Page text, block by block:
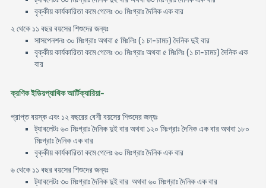
বৃক্কীয় কার্যকারিতা কমে গেলেঃ ৩০ মিঃগ্রাঃ দৈনিক এক বার
২ থেকে ১১ বছর বয়সের শিশুদের জন্যঃ
সাসপেনশনঃ ৩০ মিঃগ্রাঃ অথবা ৫ মিঃলিঃ (১ চা-চামচ) দৈনিক দুই বার
বৃক্কীয় কার্যকারিতা কমে গেলেঃ ৩০ মিঃগ্রাঃ অথবা ৫ মিঃলিঃ (১ চা-চামচ) দৈনিক এক
বার
ক্রণিক ইডিয়প্যাথিক আর্টিক্যারিয়া-
প্রাপ্ত বয়স্ক এবং ১২ বছরের বেশী বয়সের শিশুদের জন্যঃ
ট্যাবলেটঃ ৬০ মিঃগ্রাঃ দৈনিক দুই বার অথবা ১২০ মিঃগ্রাঃ দৈনিক এক বার অথবা ১৮০
মিঃগ্রাঃ দৈনিক এক বার
বৃক্কীয় কার্যকারিতা কমে গেলেঃ ৬০ মিঃগ্রাঃ দৈনিক এক বার
৬ থেকে ১১ বছর বয়সের শিশুদের জন্যঃ
ট্যাবলেটঃ ৩০ মিঃগ্রাঃ দৈনিক দুই বার অথবা ৬০ মিঃগ্রাঃ দৈনিক এক বার